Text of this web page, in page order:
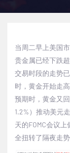
当周二早上美国
贵金属已经下跌
交易时段的走势
时，黄金开始走
预期时，黄金又
1.2%）推动美元
天的FOMC会议上
全扭转了隔夜走